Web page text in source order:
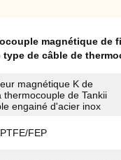
magnétique de
de câble de
magnétique K de
thermocouple de Tankii
engainé d'acier inox
FEP